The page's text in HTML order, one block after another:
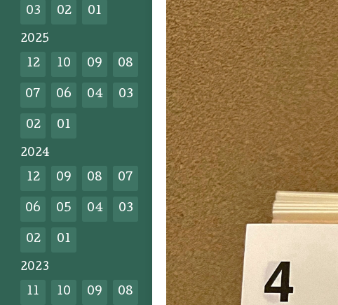
03 02 01
2025
12 10 09 08
07 06 04 03
02 01
2024
12 09 08 07
06 05 04 03
02 01
2023
11 10 09 08